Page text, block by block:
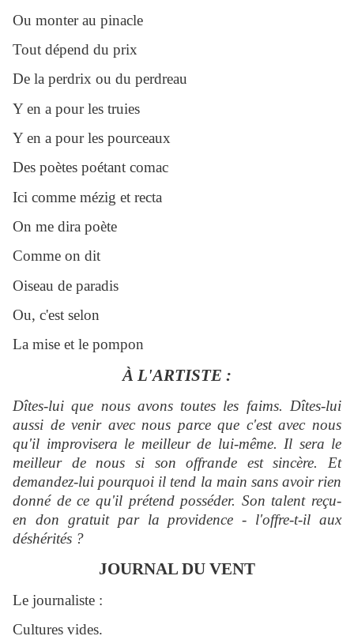
Ou monter au pinacle
Tout dépend du prix
De la perdrix ou du perdreau
Y en a pour les truies
Y en a pour les pourceaux
Des poètes poétant comac
Ici comme mézig et recta
On me dira poète
Comme on dit
Oiseau de paradis
Ou, c'est selon
La mise et le pompon
À L'ARTISTE :
Dîtes-lui que nous avons toutes les faims. Dîtes-lui
aussi de venir avec nous parce que c'est avec nous
qu'il improvisera le meilleur de lui-même. Il sera le
meilleur de nous si son offrande est sincère. Et
demandez-lui pourquoi il tend la main sans avoir rien
donné de ce qu'il prétend posséder. Son talent reçu-
en don gratuit par la providence - l'offre-t-il aux
déshérités ?
JOURNAL DU VENT
Le journaliste :
Cultures vides.